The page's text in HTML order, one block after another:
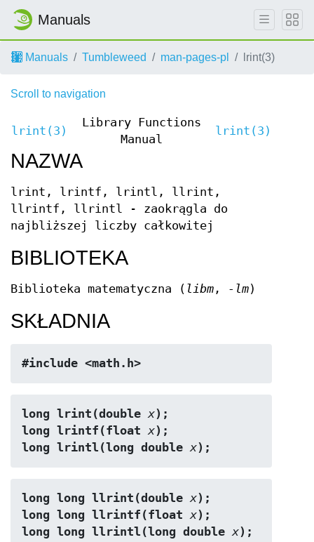
Manuals
Manuals Tumbleweed man-pages-pl lrint(3)
Scroll to navigation
lrint(3)
Library Functions
Manual
lrint(3)
NAZWA
lrint, lrintf, lrintl, llrint,
llrintf, llrintl - zaokrągla do
najbliższej liczby całkowitej
BIBLIOTEKA
Biblioteka matematyczna ( libm , -lm)
SKŁADNIA
#include <math.h>
long lrint(double x);
long lrintf(float x);
long lrintl(long double x);
long long llrint(double x);
long long llrintf(float x);
long long llrintl(long double x);